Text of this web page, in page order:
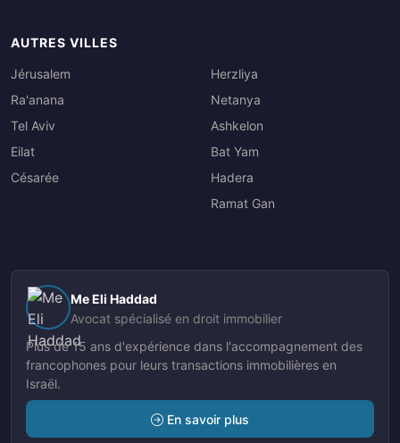
AUTRES VILLES
Jérusalem
Ra'anana
Tel Aviv
Eilat
Césarée
Herzliya
Netanya
Ashkelon
Bat Yam
Hadera
Ramat Gan
Me Eli Haddad
Avocat spécialisé en droit immobilier
Plus de 15 ans d'expérience dans l'accompagnement des
francophones pour leurs transactions immobilières en
Israël.
En savoir plus